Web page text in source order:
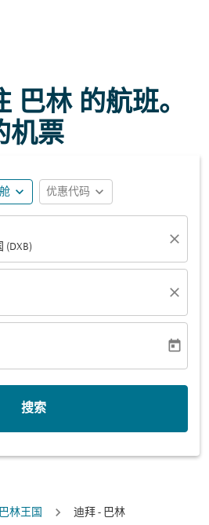
巴林 的航班。
机票
expand_more 优惠代码 expand_more
(DXB)
close
close
label
today
搜索
林王国 迪拜 - 巴林